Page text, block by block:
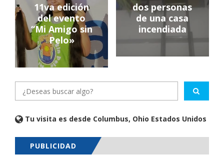
11va edición
del evento
“Mi Amigo sin
Pelo»
dos personas
de una casa
incendiada
Tu visita es desde Columbus, Ohio Estados Unidos
PUBLICIDAD